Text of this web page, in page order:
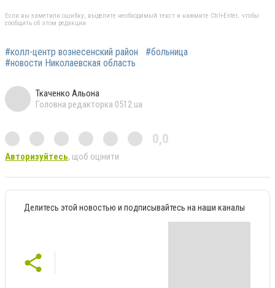
Если вы заметили ошибку, выделите необходимый текст и нажмите Ctrl+Enter, чтобы
сообщить об этом редакции
#колл-центр вознесенский район
#больница
#новости Николаевская область
Ткаченко Альона
Головна редакторка 0512.ua
0,0
Авторизуйтесь, щоб оцінити
Делитесь этой новостью и подписывайтесь на наши каналы